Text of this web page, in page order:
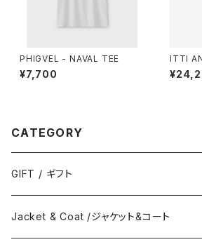
PHIGVEL - NAVAL TEE
¥7,700
ITTI
OON
T
CATEGORY
GIFT / ギフト
Jacket & Coat /ジャケット&コート